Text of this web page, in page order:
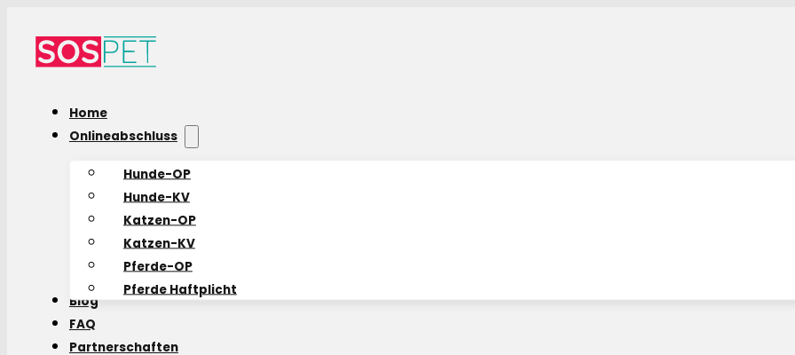
Home
Onlineabschluss
Hunde-OP
Hunde-KV
Katzen-OP
Katzen-KV
Pferde-OP
Pferde Haftplicht
Blog
FAQ
Partnerschaften